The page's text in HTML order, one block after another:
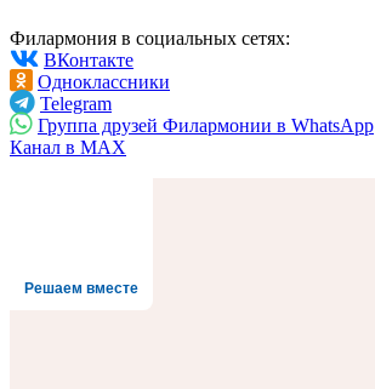
Филармония в социальных сетях:
ВКонтакте
Одноклассники
Telegram
Группа друзей Филармонии в WhatsApp
Канал в MAX
Решаем вместе